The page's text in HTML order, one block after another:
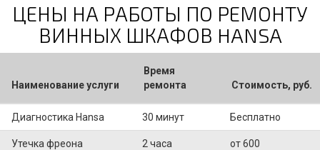
ЦЕНЫ НА РАБОТЫ ПО РЕМОНТУ
ВИННЫХ ШКАФОВ HANSA
Наименование услуги
Время
ремонта
Стоимость, руб.
Диагностика Hansa 30 минут Бесплатно
Утечка фреона 2 часа от 600